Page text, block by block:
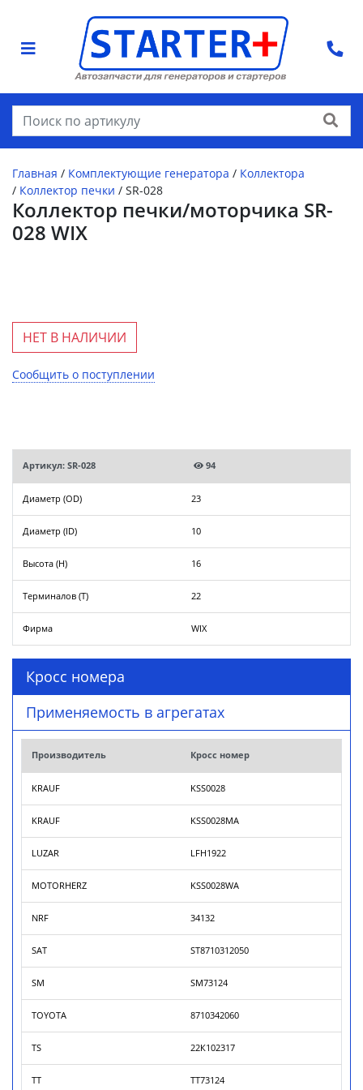
Найти
Главная / Комплектующие генератора / Коллектора
/ Коллектор печки / SR-028
Коллектор печки/моторчика SR-
028 WIX
НЕТ В НАЛИЧИИ
Сообщить о поступлении
Артикул: SR-028 94
Диаметр (OD) 23
Диаметр (ID) 10
Высота (H) 16
Терминалов (T) 22
Фирма WIX
Кросс номера
Применяемость в агрегатах
Производитель Кросс номер
KRAUF KSS0028
KRAUF KSS0028MA
LUZAR LFH1922
MOTORHERZ KSS0028WA
NRF 34132
SAT ST8710312050
SM SM73124
TOYOTA 8710342060
TS 22К102317
TT TT73124